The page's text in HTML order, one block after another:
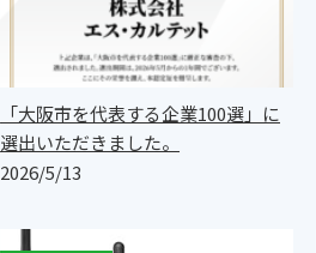
「大阪市を代表する企業100選」に
選出いただきました。
2026/5/13